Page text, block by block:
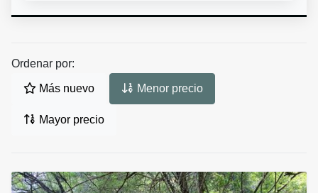
Ordenar por:
Más nuevo Menor precio
Mayor precio